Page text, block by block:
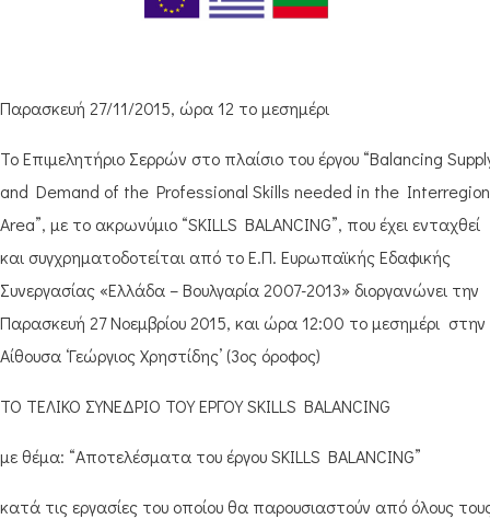
Παρασκευή 27/11/2015, ώρα 12 το μεσημέρι
Το Επιμελητήριο Σερρών στο πλαίσιο του έργου “Balancing
and Demand of the Professional Skills needed in the
Area”, με το ακρωνύμιο “SKILLS BALANCING”, που έχει ενταχθεί
και συγχρηματοδοτείται από το Ε.Π. Ευρωπαϊκής Εδαφικής
Συνεργασίας «Ελλάδα – Βουλγαρία 2007-2013» διοργανώνει την
Παρασκευή 27 Νοεμβρίου 2015, και ώρα 12:00 το μεσημέρι στην
Αίθουσα ‘Γεώργιος Χρηστίδης’ (3ος όροφος)
ΤΟ ΤΕΛΙΚΟ ΣΥΝΕΔΡΙΟ ΤΟΥ ΕΡΓΟΥ SKILLS BALANCING
με θέμα: “Αποτελέσματα του έργου SKILLS BALANCING”
κατά τις εργασίες του οποίου θα παρουσιαστούν από όλους